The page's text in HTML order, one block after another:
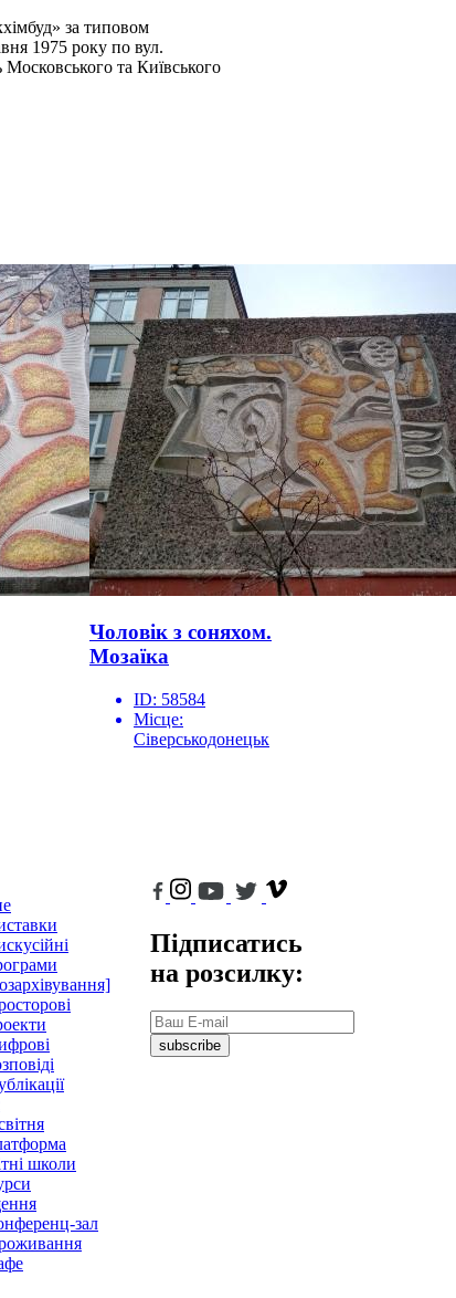
за типовом
1975 року по вул.
та Київського
Чоловік з соняхом.
Мозаїка
ID: 58584
Місце:
Сіверськодонецьк
школи
зал
Підписатись
на розсилку:
subscribe